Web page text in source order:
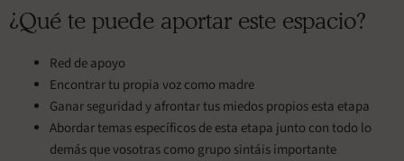
¿Qué te puede aportar este espacio?
Red de apoyo
Encontrar tu propia voz como madre
Ganar seguridad y afrontar tus miedos propios esta etapa
Abordar temas específicos de esta etapa junto con todo lo
demás que vosotras como grupo sintáis importante